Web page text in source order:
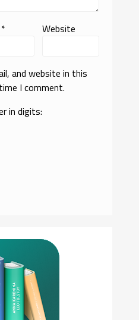
* Website
and website in this
I comment.
in digits: